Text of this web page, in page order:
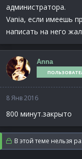
администратора.
Vania, если имеешь
написать на него
Anna
8 Янв 2016
800 минут.закрыто
В этой теме нельзя